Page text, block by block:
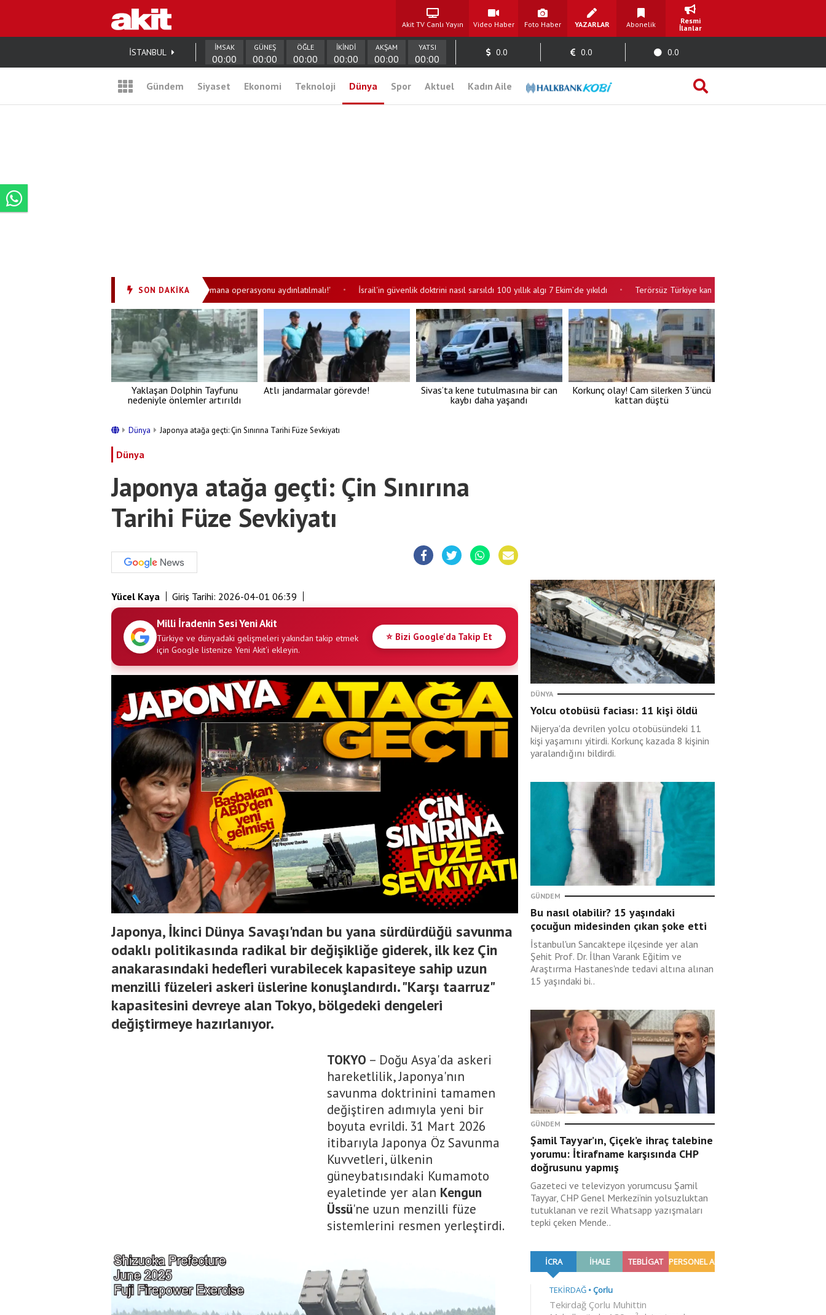
Akit TV Canlı Yayın Video Haber Foto Haber YAZARLAR Abonelik
Resmi
İlanlar
İSTANBUL İMSAK
00:00
GÜNEŞ
00:00
ÖĞLE
00:00
İKİNDİ
00:00
AKŞAM
00:00
YATSI
00:00
0.0 0.0 0.0
Gündem Siyaset Ekonomi Teknoloji Dünya Spor Aktuel Kadın Aile
SON DAKİKA
iddiası! HÜDA PAR Milletvekili Dinç: 'Haymana operasyonu aydınlatılmalı!' • İsrail'in güvenlik doktrini nasıl sarsıldı 100 yıllık algı 7 Ekim’de yıkıldı • Terörsüz Türkiye kanunu: Çerçeve yasa kabul edildi
Yaklaşan Dolphin Tayfunu
nedeniyle önlemler artırıldı
Atlı jandarmalar görevde!
Sivas’ta kene tutulmasına bir can
kaybı daha yaşandı
Korkunç olay! Cam silerken 3’üncü
kattan düştü
Dünya Japonya atağa geçti: Çin Sınırına Tarihi Füze Sevkiyatı
Dünya
Japonya atağa geçti: Çin Sınırına
Tarihi Füze Sevkiyatı
Yücel Kaya Giriş Tarihi: 2026-04-01 06:39
Milli İradenin Sesi Yeni Akit
Türkiye ve dünyadaki gelişmeleri yakından takip etmek
için Google listenize Yeni Akit'i ekleyin.
⭐ Bizi Google'da Takip Et
Japonya, İkinci Dünya Savaşı'ndan bu yana sürdürdüğü savunma
odaklı politikasında radikal bir değişikliğe giderek, ilk kez Çin
anakarasındaki hedefleri vurabilecek kapasiteye sahip uzun
menzilli füzeleri askeri üslerine konuşlandırdı. "Karşı taarruz"
kapasitesini devreye alan Tokyo, bölgedeki dengeleri
değiştirmeye hazırlanıyor.
TOKYO – Doğu Asya'da askeri
hareketlilik, Japonya'nın
savunma doktrinini tamamen
değiştiren adımıyla yeni bir
boyuta evrildi. 31 Mart 2026
itibarıyla Japonya Öz Savunma
Kuvvetleri, ülkenin
güneybatısındaki Kumamoto
eyaletinde yer alan Kengun
Üssü'ne uzun menzilli füze
sistemlerini resmen yerleştirdi.
DÜNYA
Yolcu otobüsü faciası: 11 kişi öldü
Nijerya'da devrilen yolcu otobüsündeki 11
kişi yaşamını yitirdi. Korkunç kazada 8 kişinin
yaralandığını bildirdi.
GÜNDEM
Bu nasıl olabilir? 15 yaşındaki
çocuğun midesinden çıkan şoke etti
İstanbul'un Sancaktepe ilçesinde yer alan
Şehit Prof. Dr. İlhan Varank Eğitim ve
Araştırma Hastanes'nde tedavi altına alınan
15 yaşındaki bi..
GÜNDEM
Şamil Tayyar’ın, Çiçek’e ihraç talebine
yorumu: İtirafname karşısında CHP
doğrusunu yapmış
Gazeteci ve televizyon yorumcusu Şamil
Tayyar, CHP Genel Merkezi’nin yolsuzluktan
tutuklanan ve rezil Whatsapp yazışmaları
tepki çeken Mende..